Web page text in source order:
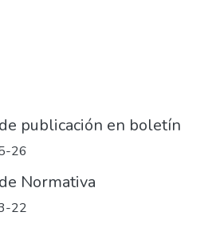
publicación en boletín
26
Normativa
22